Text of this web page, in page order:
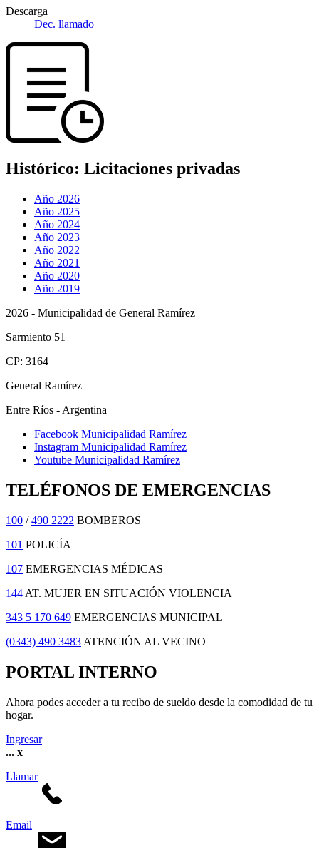
Descarga
Dec. llamado
Histórico: Licitaciones privadas
Año 2026
Año 2025
Año 2024
Año 2023
Año 2022
Año 2021
Año 2020
Año 2019
2026 - Municipalidad de General Ramírez
Sarmiento 51
CP: 3164
General Ramírez
Entre Ríos - Argentina
Facebook Municipalidad Ramírez
Instagram Municipalidad Ramírez
Youtube Municipalidad Ramírez
TELÉFONOS DE EMERGENCIAS
100 /490 2222 BOMBEROS
101 POLICÍA
107 EMERGENCIAS MÉDICAS
144 AT. MUJER EN SITUACIÓN VIOLENCIA
343 5 170 649 EMERGENCIAS MUNICIPAL
(0343) 490 3483 ATENCIÓN AL VECINO
PORTAL INTERNO
Ahora podes acceder a tu recibo de sueldo desde la comodidad de tu
hogar.
Ingresar
... x
Llamar
Email